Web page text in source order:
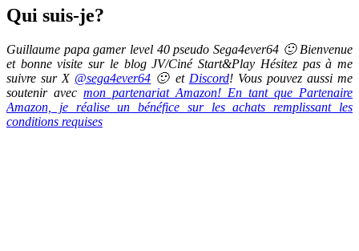
Qui suis-je?
Guillaume papa gamer level 40 pseudo Sega4ever64 🙂 Bienvenue
et bonne visite sur le blog JV/Ciné Start&Play Hésitez pas à me
suivre sur X @sega4ever64 🙂 et Discord! Vous pouvez aussi me
soutenir avec mon partenariat Amazon! En tant que Partenaire
Amazon, je réalise un bénéfice sur les achats remplissant les
conditions requises